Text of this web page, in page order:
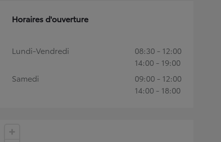
Horaires d'ouverture
Lundi-Vendredi
08:30 - 12:00
14:00 - 19:00
Samedi
09:00 - 12:00
14:00 - 18:00